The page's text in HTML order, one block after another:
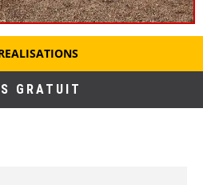
GRATUIT